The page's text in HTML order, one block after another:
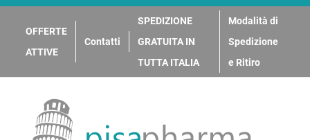
Passa
contenuto
principale
OFFERTE
ATTIVE
Contatti
SPEDIZIONE
GRATUITA IN
TUTTA ITALIA
Modalità di
Spedizione
e Ritiro
PisaPharma